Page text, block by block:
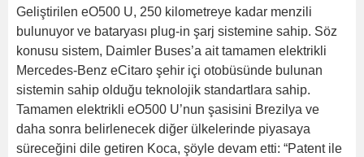
Geliştirilen eO500 U, 250 kilometreye kadar menzili
bulunuyor ve bataryası plug-in şarj sistemine sahip. Söz
konusu sistem, Daimler Buses’a ait tamamen elektrikli
Mercedes-Benz eCitaro şehir içi otobüsünde bulunan
sistemin sahip olduğu teknolojik standartlara sahip.
Tamamen elektrikli eO500 U’nun şasisini Brezilya ve
daha sonra belirlenecek diğer ülkelerinde piyasaya
süreceğini dile getiren Koca, şöyle devam etti: “Patent ile